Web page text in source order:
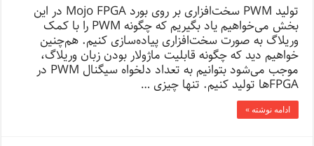
تولید PWM سخت‌‌افزاری بر روی بورد Mojo FPGA در این
بخش می‌خواهیم یاد بگیریم که چگونه PWM را با کمک
وریلاگ به صورت سخت‌افزاری پیاده‌سازی کنیم. هم‌چنین
خواهیم دید که چگونه قابلیت ماژولار بودن زبان وریلاگ،
موجب می‌شود بتوانیم به تعداد دلخواه سیگنال PWM در
FPGA‌ها تولید کنیم. تنها چیزی …
ادامه نوشته »